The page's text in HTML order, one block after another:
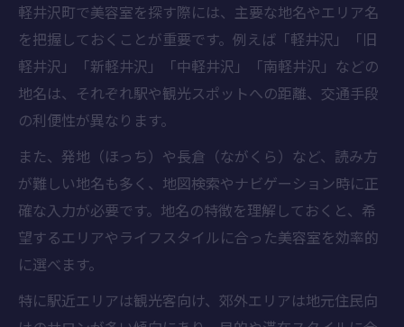
軽井沢町で美容室を探す際には、主要な地名やエリア名
を把握しておくことが重要です。例えば「軽井沢」「旧
軽井沢」「新軽井沢」「中軽井沢」「南軽井沢」などの
地名は、それぞれ駅や観光スポットへの距離、交通手段
の利便性が異なります。
また、発地（ほっち）や長倉（ながくら）など、読み方
が難しい地名も多く、地図検索やナビゲーション時に正
確な入力が必要です。地名の特徴を理解しておくと、希
望するエリアやライフスタイルに合った美容室を効率的
に選べます。
特に駅近エリアは観光客向け、郊外エリアは地元住民向